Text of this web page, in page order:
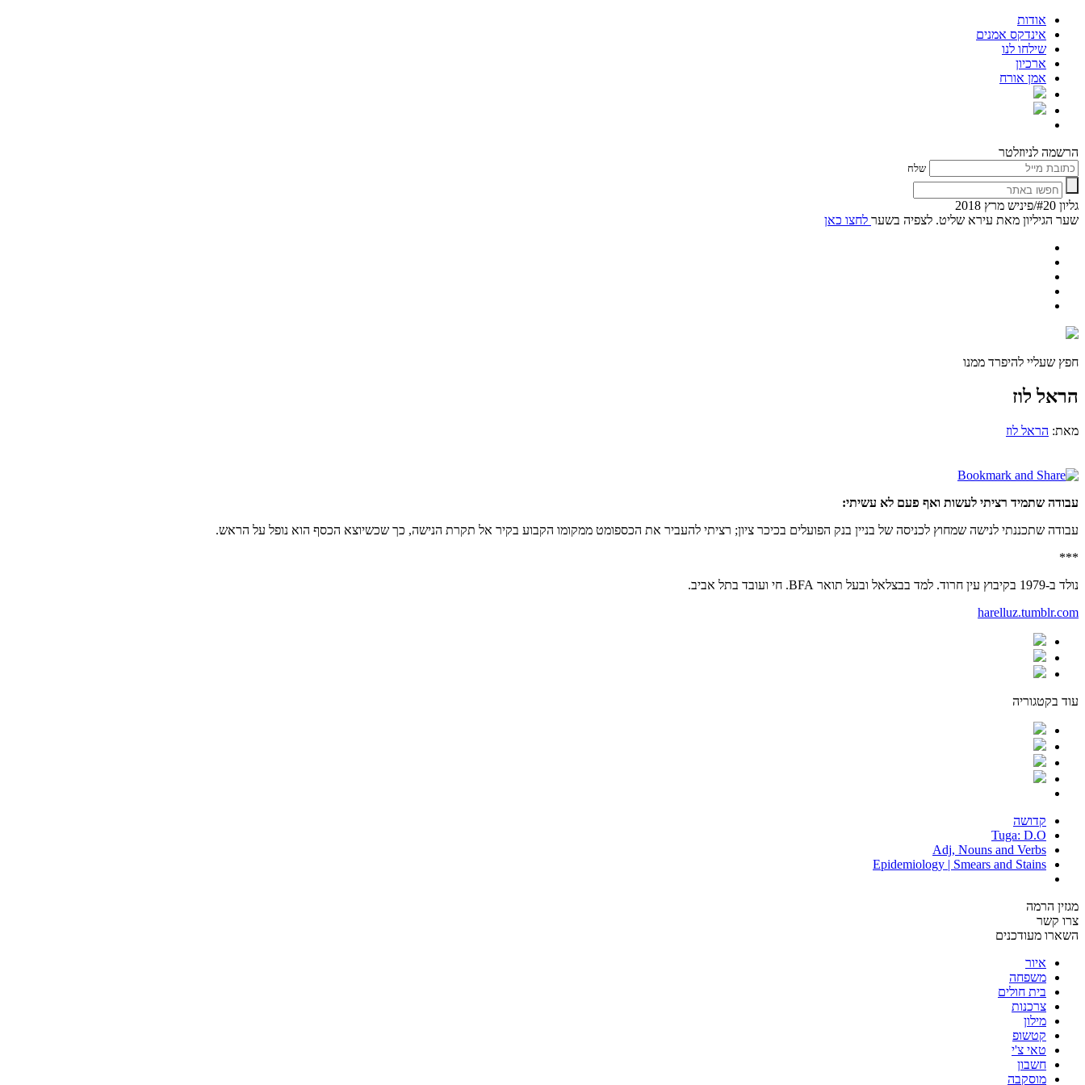
אודות
אינדקס אמנים
שילחו לנו
ארכיון
אמן אורח
הרשמה לניוזלטר
שלח
גליון #20/פיניש מרץ 2018
שער הגיליון מאת עירא שליט. לצפיה בשער לחצו כאן
חפץ שעליי להיפרד ממנו
הראל לוז
מאת: הראל לוז
עבודה שתמיד רציתי לעשות ואף פעם לא עשיתי:
עבודה שתכננתי לנישה שמחוץ לכניסה של בניין בנק הפועלים בכיכר ציון; רציתי להעביר את הכספומט ממקומו הקבוע בקיר אל תקרת הנישה, כך שכשיוצא הכסף הוא נופל על הראש.
***
נולד ב-1979 בקיבוץ עין חרוד. למד בבצלאל ובעל תואר BFA. חי ועובד בתל אביב.
harelluz.tumblr.com
עוד בקטגוריה
קדושה
Tuga: D.O
Adj, Nouns and Verbs
Epidemiology | Smears and Stains
מגזין הרמה
צרו קשר
השארו מעודכנים
איור
משפחה
בית חולים
צרכנות
מילון
קטשופ
טאי צ'י
חשבון
מוסקבה